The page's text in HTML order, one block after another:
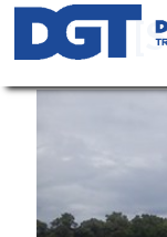
Services
Véhicules